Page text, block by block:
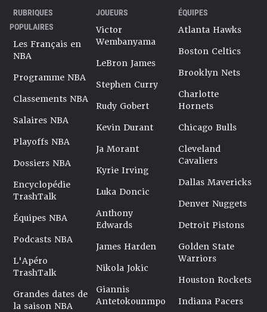
RUBRIQUES
POPULAIRES
Les Français en
NBA
Programme NBA
Classements NBA
Salaires NBA
Playoffs NBA
Dossiers NBA
Encyclopédie
TrashTalk
Équipes NBA
Podcasts NBA
L'Apéro
TrashTalk
Grandes dates de
la saison NBA
JOUEURS
Victor
Wembanyama
LeBron James
Stephen Curry
Rudy Gobert
Kevin Durant
Ja Morant
Kyrie Irving
Luka Doncic
Anthony
Edwards
James Harden
Nikola Jokic
Giannis
Antetokounmpo
ÉQUIPES
Atlanta Hawks
Boston Celtics
Brooklyn Nets
Charlotte
Hornets
Chicago Bulls
Cleveland
Cavaliers
Dallas Mavericks
Denver Nuggets
Detroit Pistons
Golden State
Warriors
Houston Rockets
Indiana Pacers